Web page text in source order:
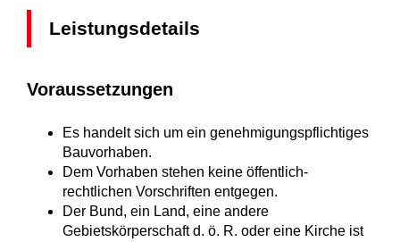
Leistungsdetails
Voraussetzungen
Es handelt sich um ein genehmigungspflichtiges
Bauvorhaben.
Dem Vorhaben stehen keine öffentlich-
rechtlichen Vorschriften entgegen.
Der Bund, ein Land, eine andere
Gebietskörperschaft d. ö. R. oder eine Kirche ist